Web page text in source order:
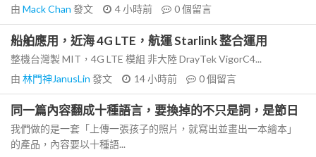
由 Mack Chan 發文 4 小時前 0個留言
船舶應用，近海 4G LTE，航運 Starlink 整合運用
整機台灣製 MIT，4G LTE 模組 非大陸 DrayTek VigorC4...
由 林門神JanusLin 發文 14 小時前 0個留言
同一篇內容翻成十種語言，要換掉的不只是詞，是節日
我們做的是一套「上傳一張孩子的照片，就寫出並畫出一本繪本」
的產品，內容要以十種語...